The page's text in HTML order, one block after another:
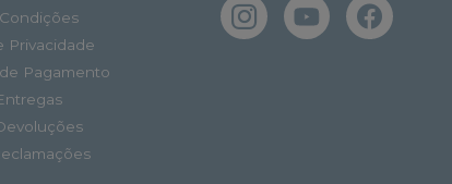
Privacidade
Pagamento